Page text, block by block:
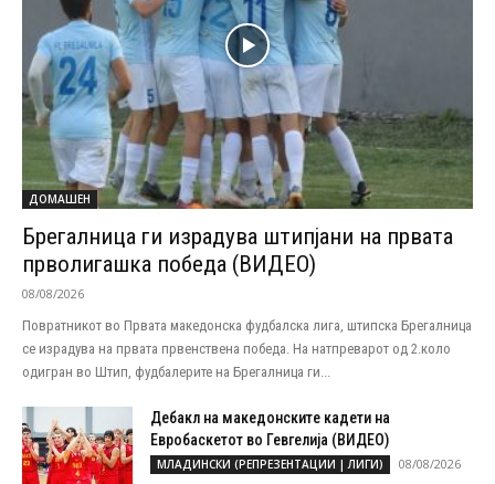
ДОМАШЕН
Брегалница ги израдува штипјани на првата
прволигашка победа (ВИДЕО)
08/08/2026
Повратникот во Првата македонска фудбалска лига, штипска Брегалница
се израдува на првата првенствена победа. На натпреварот од 2.коло
одигран во Штип, фудбалерите на Брегалница ги...
Дебакл на македонските кадети на
Евробаскетот во Гевгелија (ВИДЕО)
МЛАДИНСКИ (РЕПРЕЗЕНТАЦИИ | ЛИГИ) 08/08/2026